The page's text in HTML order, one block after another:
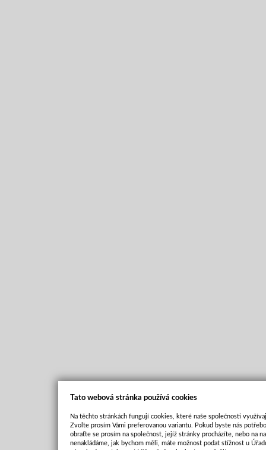
Tato webová stránka používá cookies
Na těchto stránkách fungují cookies, které naše společnosti
Zvolte prosím Vámi preferovanou variantu. Pokud byste nás
obraťte se prosím na společnost, jejíž stránky procházíte, nebo na
nenakládáme, jak bychom měli, máte možnost podat stížnost u